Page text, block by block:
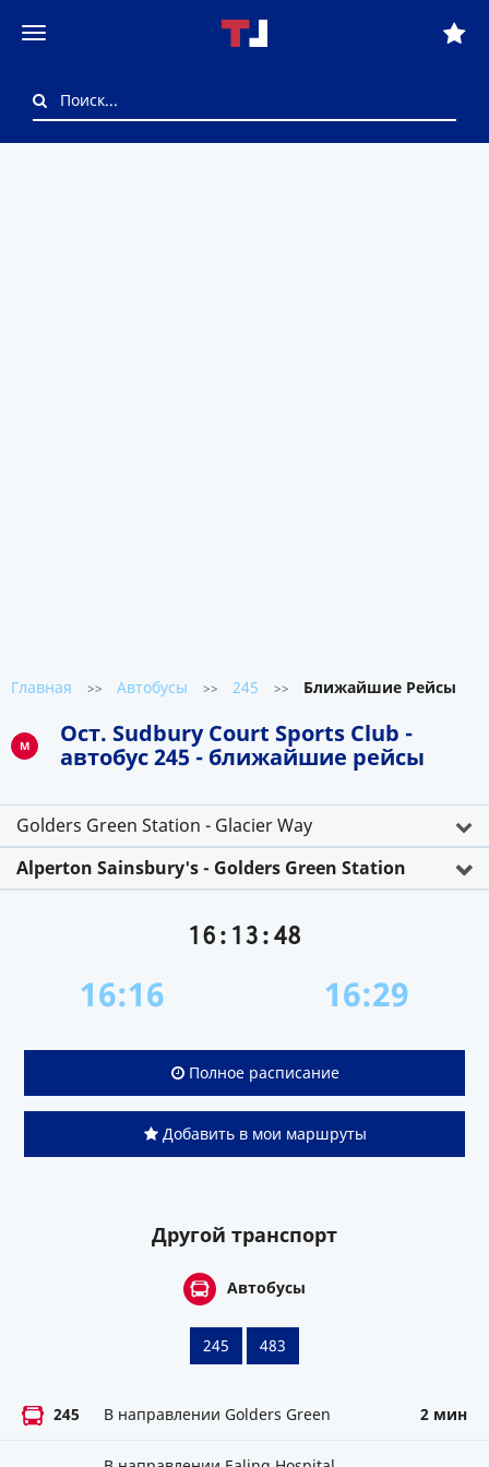
Главная >> Автобусы >> 245 >> Ближайшие Рейсы
M
Ост. Sudbury Court Sports Club -
автобус 245 - ближайшие рейсы
Golders Green Station - Glacier Way
Alperton Sainsbury's - Golders Green Station
16:13:48
16:16 16:29
Полное расписание
Добавить в мои маршруты
Другой транспорт
Автобусы
245 483
245 В направлении Golders Green 2 мин